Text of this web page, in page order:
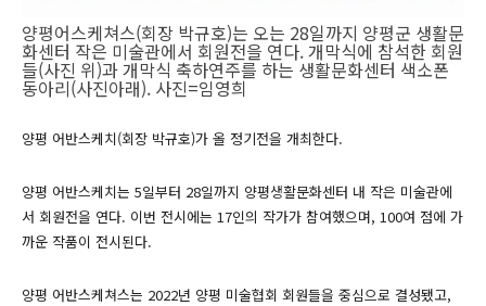
양평어스케쳐스(회장 박규호)는 오는 28일까지 양평군 생활문
화센터 작은 미술관에서 회원전을 연다. 개막식에 참석한 회원
들(사진 위)과 개막식 축하연주를 하는 생활문화센터 색소폰
동아리(사진아래). 사진=임영희
양평 어반스케치(회장 박규호)가 올 정기전을 개최한다.
양평 어반스케치는 5일부터 28일까지 양평생활문화센터 내 작은 미술관에
서 회원전을 연다. 이번 전시에는 17인의 작가가 참여했으며, 100여 점에 가
까운 작품이 전시된다.
양평 어반스케쳐스는 2022년 양평 미술협회 회원들을 중심으로 결성됐고,